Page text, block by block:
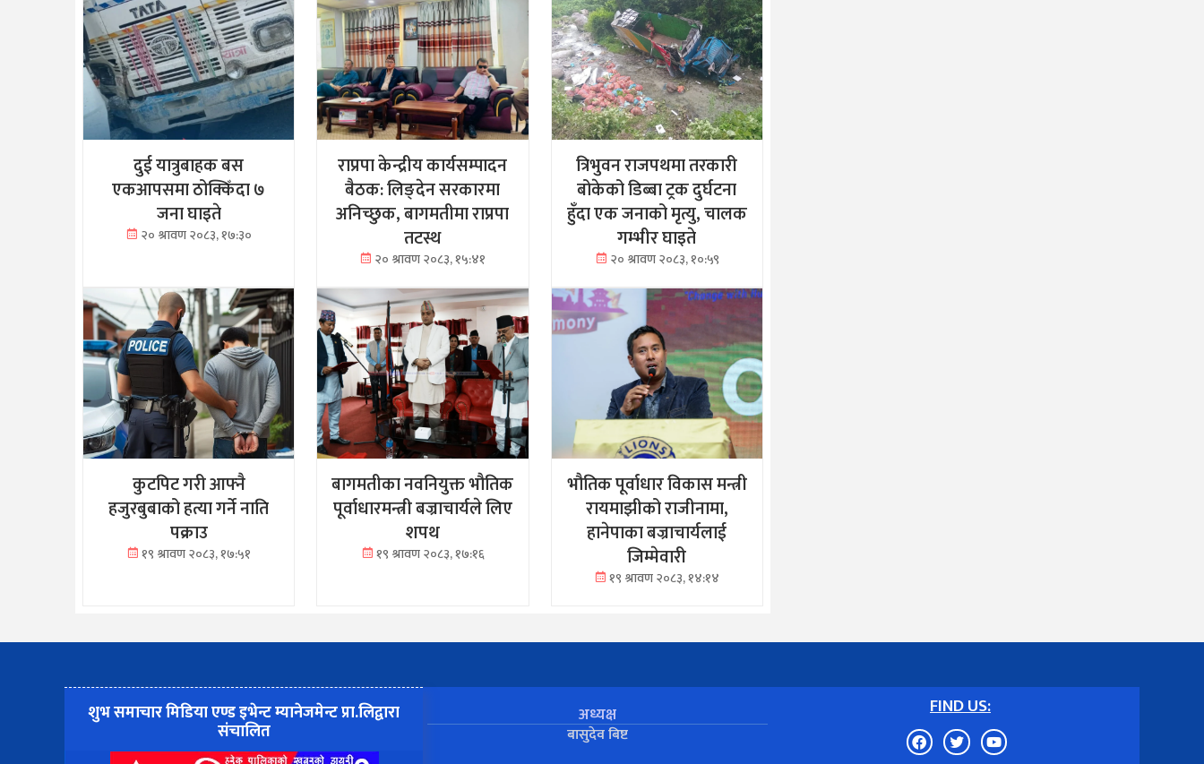
दुई यात्रुबाहक बस
एकआपसमा ठोक्किँदा ७
जना घाइते
२० श्रावण २०८३, १७:३०
राप्रपा केन्द्रीय कार्यसम्पादन
बैठक: लिङ्देन सरकारमा
अनिच्छुक, बागमतीमा राप्रपा
तटस्थ
२० श्रावण २०८३, १५:४१
त्रिभुवन राजपथमा तरकारी
बोकेको डिब्बा ट्रक दुर्घटना
हुँदा एक जनाको मृत्यु, चालक
गम्भीर घाइते
२० श्रावण २०८३, १०:५९
कुटपिट गरी आफ्नै
हजुरबुबाको हत्या गर्ने नाति
पक्राउ
१९ श्रावण २०८३, १७:५१
बागमतीका नवनियुक्त भौतिक
पूर्वाधारमन्त्री बज्राचार्यले लिए
शपथ
१९ श्रावण २०८३, १७:१६
भौतिक पूर्वाधार विकास मन्त्री
रायमाझीको राजीनामा,
हानेपाका बज्राचार्यलाई
जिम्मेवारी
१९ श्रावण २०८३, १४:१४
शुभ समाचार मिडिया एण्ड इभेन्ट म्यानेजमेन्ट प्रा.लिद्वारा
संचालित
अध्यक्ष
बासुदेव बिष्ट
FIND US: